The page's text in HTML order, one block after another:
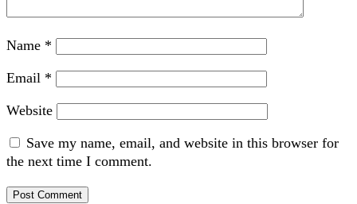
Name *
Email *
Website
Save my name, email, and website in this browser for
the next time I comment.